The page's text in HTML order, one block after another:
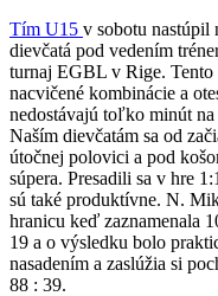
Tím U15 v sobotu nastúpil
dievčatá pod vedením
turnaj EGBL v Rige. Tento
nacvičené kombinácie a
nedostávajú toľko minút
Naším dievčatám sa od
útočnej polovici a pod
súpera. Presadili sa v hre
sú také produktívne. N.
hranicu keď zaznamenala
19 a o výsledku bolo
nasadením a zaslúžia si
88 : 39.